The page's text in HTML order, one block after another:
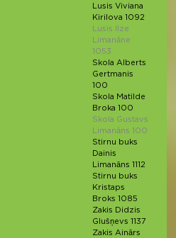
Lusis Viviana
Kirilova 1092
Lusis Ilze
Limanāne
1053
Skola Alberts
Gertmanis
100
Skola Matilde
Broka 100
Skola Gustavs
Limanāns 100
Stirnu buks
Dainis
Limanāns 1112
Stirnu buks
Kristaps
Broks 1085
Zakis Didzis
Glušņevs 1137
Zakis Ainārs